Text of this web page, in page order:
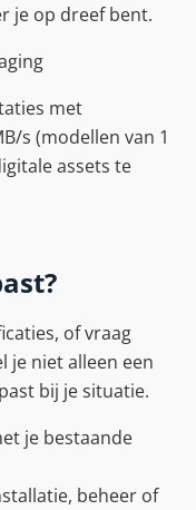
je op dreef bent.
met
s (modellen van 1
assets te
of vraag
je niet alleen een
bij je situatie.
je bestaande
beheer of